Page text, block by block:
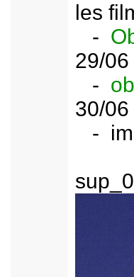
les
-
29/06
-
30/06
-